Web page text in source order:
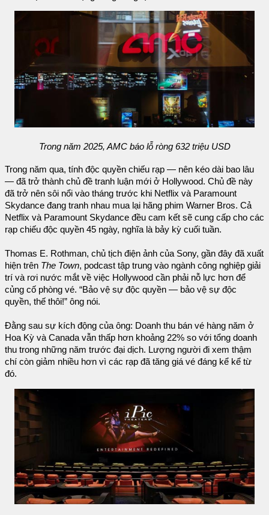
Trong năm 2025, AMC báo lỗ ròng 632 triệu USD
Trong năm qua, tính độc quyền chiếu rạp — nên kéo dài bao lâu
— đã trở thành chủ đề tranh luận mới ở Hollywood. Chủ đề này
đã trở nên sôi nổi vào tháng trước khi Netflix và Paramount
Skydance đang tranh nhau mua lại hãng phim Warner Bros. Cả
Netflix và Paramount Skydance đều cam kết sẽ cung cấp cho các
rạp chiếu độc quyền 45 ngày, nghĩa là bảy kỳ cuối tuần.
Thomas E. Rothman, chủ tịch điện ảnh của Sony, gần đây đã xuất
hiện trên The Town, podcast tập trung vào ngành công nghiệp giải
trí và rơi nước mắt về việc Hollywood cần phải nỗ lực hơn để
củng cố phòng vé. “Bảo vệ sự độc quyền — bảo vệ sự độc
quyền, thế thôi!” ông nói.
Đằng sau sự kích động của ông: Doanh thu bán vé hàng năm ở
Hoa Kỳ và Canada vẫn thấp hơn khoảng 22% so với tổng doanh
thu trong những năm trước đại dịch. Lượng người đi xem thậm
chí còn giảm nhiều hơn vì các rạp đã tăng giá vé đáng kể kể từ
đó.